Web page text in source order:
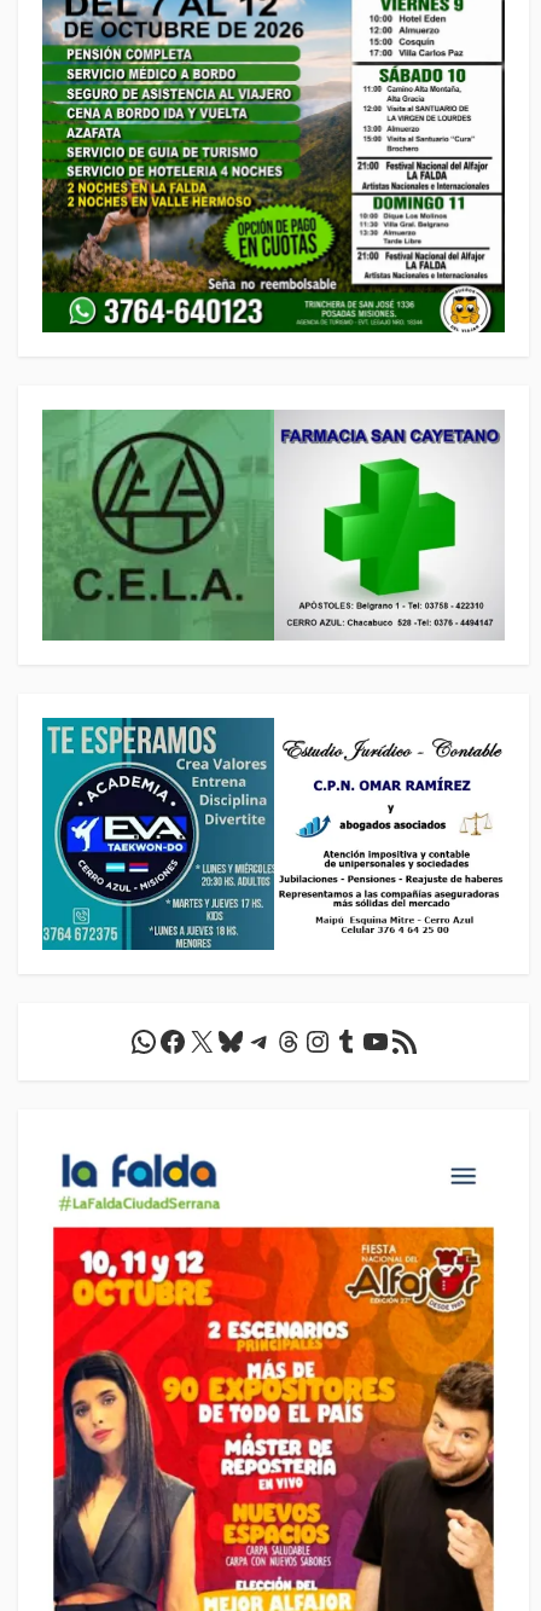
WhatsApp
Facebook
X Bluesky
Telegram
Threads
Instagram
Tumblr
YouTube
Feed RSS